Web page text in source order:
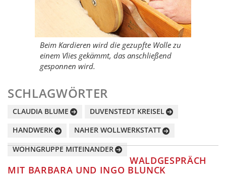
Beim Kardieren wird die gezupfte Wolle zu
einem Vlies gekämmt, das anschließend
gesponnen wird.
SCHLAGWÖRTER
CLAUDIA BLUME
DUVENSTEDT KREISEL
HANDWERK
NAHER WOLLWERKSTATT
WOHNGRUPPE MITEINANDER
WALDGESPRÄCH
MIT BARBARA UND INGO BLUNCK